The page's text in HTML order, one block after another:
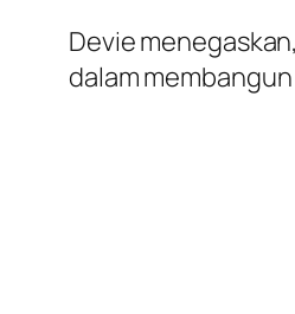
Devie
dalam